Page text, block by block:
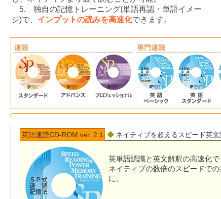
5. 独自の記憶トレーニング(単語再認・単語イメー
ジ)で、 インプットの読みを高速化できます。
英語速読CD-ROM ver. 2.1 ◆ ネイティブを超えるスピード英
英単語認識と英文解釈の高速化で
ネイティブの数倍のスピードで
に。